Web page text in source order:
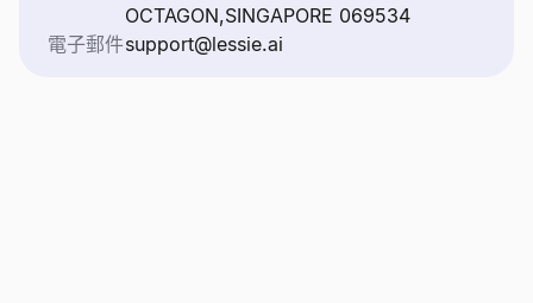
OCTAGON,SINGAPORE 069534
電子郵件support@lessie.ai